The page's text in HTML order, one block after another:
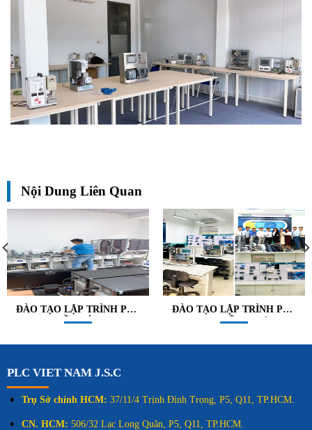
Nội Dung Liên Quan
ĐÀO TẠO LẬP TRÌNH PLC
TẠI HỒ CHÍ MINH
ĐÀO TẠO LẬP TRÌNH PLC
TẠI CẦN THƠ
PLC VIET NAM J.S.C
Trụ Sở chính HCM: 37/11/4 Trịnh Đình Trọng, P5, Q11, TP.HCM.
CN. HCM: 506/32 Lạc Long Quân, P5, Q11, TP.HCM.